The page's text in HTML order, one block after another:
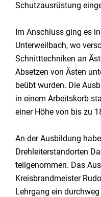
Schutzausrüstung
Im Anschluss ging es
Unterweilbach, wo
Schnitttechniken an
Absetzen von Ästen
beübt wurden. Die
in einem Arbeitskorb
einer Höhe von bis zu
An der Ausbildung
Drehleiterstandorten
teilgenommen. Das
Kreisbrandmeister
Lehrgang ein